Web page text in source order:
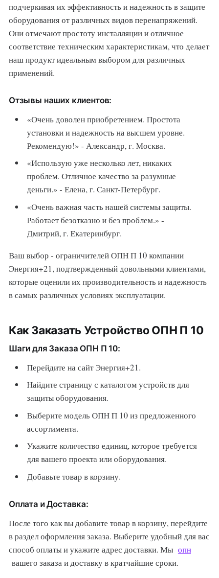
подчеркивая их эффективность и надежность в защите
оборудования от различных видов перенапряжений.
Они отмечают простоту инсталляции и отличное
соответствие техническим характеристикам, что делает
наш продукт идеальным выбором для различных
применений.
Отзывы наших клиентов:
«Очень доволен приобретением. Простота
установки и надежность на высшем уровне.
Рекомендую!» - Александр, г. Москва.
«Использую уже несколько лет, никаких
проблем. Отличное качество за разумные
деньги.» - Елена, г. Санкт-Петербург.
«Очень важная часть нашей системы защиты.
Работает безотказно и без проблем.» -
Дмитрий, г. Екатеринбург.
Ваш выбор - ограничителей ОПН П 10 компании
Энергия+21, подтвержденный довольными клиентами,
которые оценили их производительность и надежность
в самых различных условиях эксплуатации.
Как Заказать Устройство ОПН П 10
Шаги для Заказа ОПН П 10:
Перейдите на сайт Энергия+21.
Найдите страницу с каталогом устройств для
защиты оборудования.
Выберите модель ОПН П 10 из предложенного
ассортимента.
Укажите количество единиц, которое требуется
для вашего проекта или оборудования.
Добавьте товар в корзину.
Оплата и Доставка:
После того как вы добавите товар в корзину, перейдите
в раздел оформления заказа. Выберите удобный для вас
способ оплаты и укажите адрес доставки. Мы опн
вашего заказа и доставку в кратчайшие сроки.